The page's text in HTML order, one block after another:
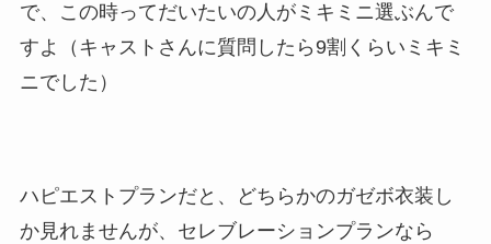
で、この時ってだいたいの人がミキミニ選ぶんで
すよ（キャストさんに質問したら9割くらいミキミ
ニでした）
ハピエストプランだと、どちらかのガゼボ衣装し
か見れませんが、セレブレーションプランなら